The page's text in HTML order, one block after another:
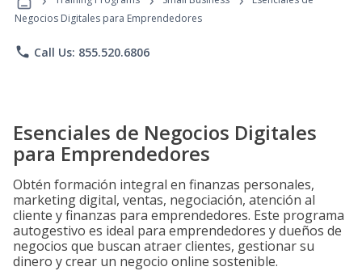
Negocios Digitales para Emprendedores
phone Call Us: 855.520.6806
Esenciales de Negocios Digitales
para Emprendedores
Obtén formación integral en finanzas personales,
marketing digital, ventas, negociación, atención al
cliente y finanzas para emprendedores. Este programa
autogestivo es ideal para emprendedores y dueños de
negocios que buscan atraer clientes, gestionar su
dinero y crear un negocio online sostenible.